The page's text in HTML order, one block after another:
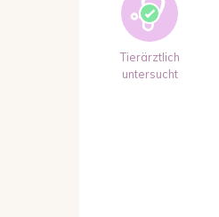
Tierärztlich
untersucht